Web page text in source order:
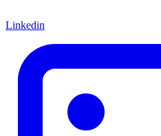
Linkedin